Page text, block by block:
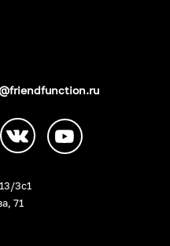
3c1
71